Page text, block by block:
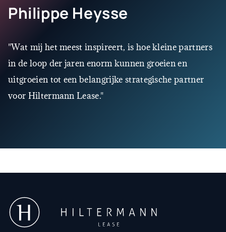
Philippe Heysse
"Wat mij het meest inspireert, is hoe kleine partners
in de loop der jaren enorm kunnen groeien en
uitgroeien tot een belangrijke strategische partner
voor Hiltermann Lease."